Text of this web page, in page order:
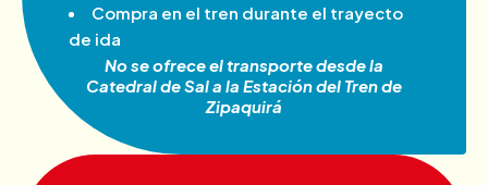
Compra en el tren durante el trayecto
de ida
No se ofrece el transporte desde la
Catedral de Sal a la Estación del Tren de
Zipaquirá